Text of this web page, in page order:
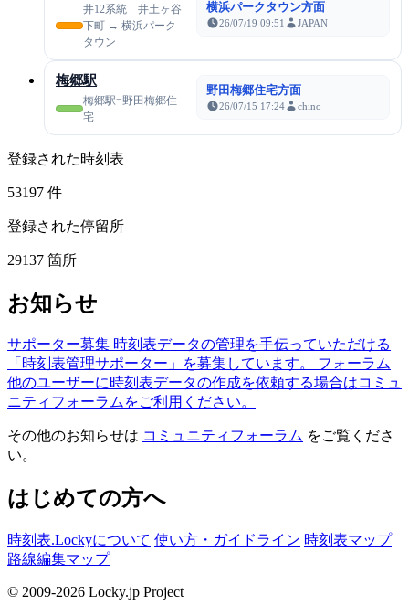
井12系統 井土ヶ谷
下町 → 横浜パーク
タウン
横浜パークタウン方面
26/07/19 09:51 JAPAN
梅郷駅
梅郷駅=野田梅郷住
宅
野田梅郷住宅方面
26/07/15 17:24 chino
登録された時刻表
53197 件
登録された停留所
29137 箇所
お知らせ
サポーター募集 時刻表データの管理を手伝っていただける
「時刻表管理サポーター」を募集しています。
フォーラム
他のユーザーに時刻表データの作成を依頼する場合はコミュ
ニティフォーラムをご利用ください。
その他のお知らせは コミュニティフォーラム をご覧くださ
い。
はじめての方へ
時刻表.Lockyについて 使い方・ガイドライン 時刻表マップ
路線編集マップ
© 2009-2026 Locky.jp Project